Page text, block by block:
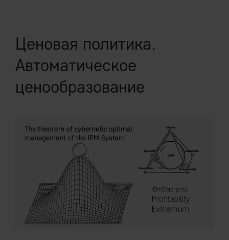
Ценовая политика.
Автоматическое
ценообразование